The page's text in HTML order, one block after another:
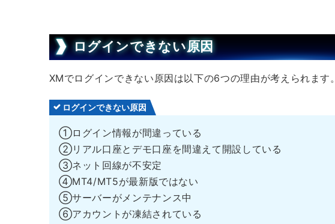
ログインできない原因
XMでログインできない原因は以下の6つの理由が考えられます。
ログインできない原因
①ログイン情報が間違っている
②リアル口座とデモ口座を間違えて開設している
③ネット回線が不安定
④MT4/MT5が最新版ではない
⑤サーバーがメンテナンス中
⑥アカウントが凍結されている